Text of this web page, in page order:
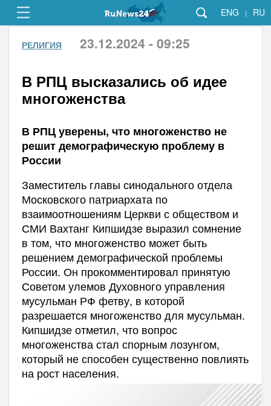
ENG | RU
РЕЛИГИЯ 23.12.2024 - 09:25
В РПЦ высказались об идее
многоженства
В РПЦ уверены, что многоженство не
решит демографическую проблему в
России
Заместитель главы синодального отдела
Московского патриархата по
взаимоотношениям Церкви с обществом и
СМИ Вахтанг Кипшидзе выразил сомнение
в том, что многоженство может быть
решением демографической проблемы
России. Он прокомментировал принятую
Советом улемов Духовного управления
мусульман РФ фетву, в которой
разрешается многоженство для мусульман.
Кипшидзе отметил, что вопрос
многоженства стал спорным лозунгом,
который не способен существенно повлиять
на рост населения.